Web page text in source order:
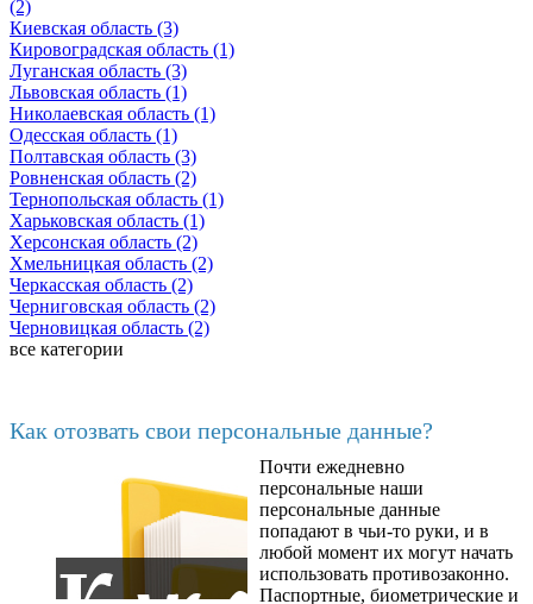
(2)
Киевская область (3)
Кировоградская область (1)
Луганская область (3)
Львовская область (1)
Николаевская область (1)
Одесская область (1)
Полтавская область (3)
Ровненская область (2)
Тернопольская область (1)
Харьковская область (1)
Херсонская область (2)
Хмельницкая область (2)
Черкасская область (2)
Черниговская область (2)
Черновицкая область (2)
все категории
Как отозвать свои персональные данные?
Почти ежедневно
персональные наши
персональные данные
попадают в чьи-то руки, и в
любой момент их могут начать
использовать противозаконно.
Паспортные, биометрические и